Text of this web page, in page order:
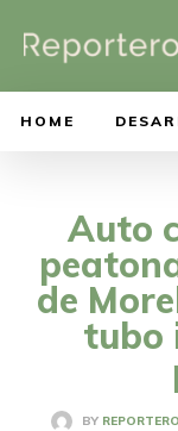
HOME
Auto
de
tubo
BY